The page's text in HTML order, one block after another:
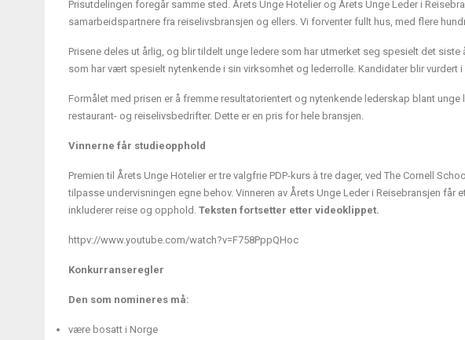
Prisutdelingen foregår samme sted. Årets Unge Hotelier og Årets Unge Leder i
samarbeidspartnere fra reiselivsbransjen og ellers. Vi forventer fullt hus, med flere
Prisene deles ut årlig, og blir tildelt unge ledere som har utmerket seg spesielt det
som har vært spesielt nytenkende i sin virksomhet og lederrolle. Kandidater blir
Formålet med prisen er å fremme resultatorientert og nytenkende lederskap blant
restaurant- og reiselivsbedrifter. Dette er en pris for hele bransjen.
Vinnerne får studieopphold
Premien til Årets Unge Hotelier er tre valgfrie PDP-kurs à tre dager, ved The Cornell
tilpasse undervisningen egne behov. Vinneren av Årets Unge Leder i Reisebransjen
inkluderer reise og opphold. Teksten fortsetter etter videoklippet.
httpv://www.youtube.com/watch?v=F758PppQHoc
Konkurranseregler
Den som nomineres må:
være bosatt i Norge